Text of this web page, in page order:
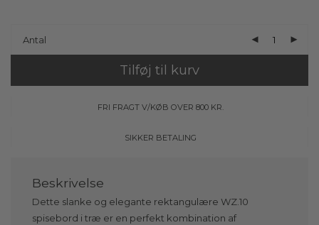
Antal
Tilføj til kurv
FRI FRAGT V/KØB OVER 800 KR.
SIKKER BETALING
Dette slanke og elegante rektangulære WZ.10
spisebord i træ er en perfekt kombination af